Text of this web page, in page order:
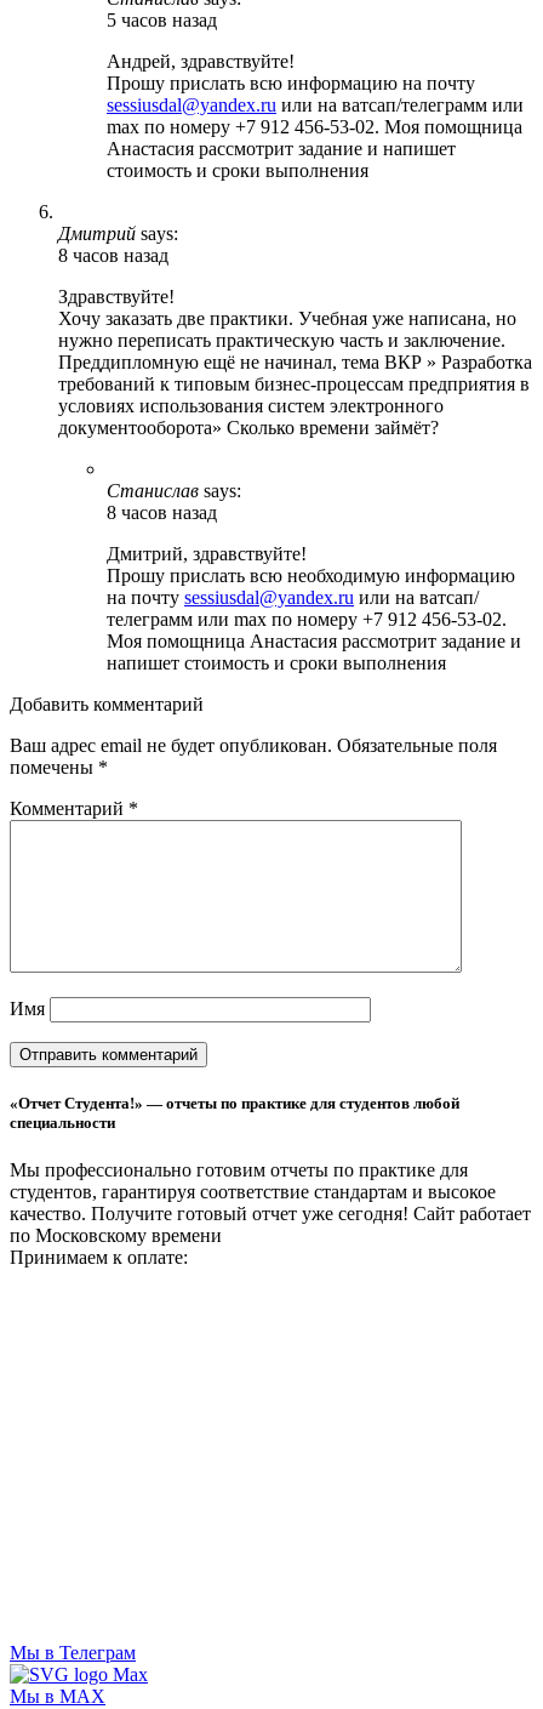
5 часов назад
Андрей, здравствуйте!
Прошу прислать всю информацию на почту
sessiusdal@yandex.ru или на ватсап/телеграмм или
max по номеру +7 912 456-53-02. Моя помощница
Анастасия рассмотрит задание и напишет
стоимость и сроки выполнения
Дмитрий says:
8 часов назад
Здравствуйте!
Хочу заказать две практики. Учебная уже написана, но
нужно переписать практическую часть и заключение.
Преддипломную ещё не начинал, тема ВКР » Разработка
требований к типовым бизнес-процессам предприятия в
условиях использования систем электронного
документооборота» Сколько времени займёт?
Станислав says:
8 часов назад
Дмитрий, здравствуйте!
Прошу прислать всю необходимую информацию
на почту sessiusdal@yandex.ru или на ватсап/
телеграмм или max по номеру +7 912 456-53-02.
Моя помощница Анастасия рассмотрит задание и
напишет стоимость и сроки выполнения
Добавить комментарий
Ваш адрес email не будет опубликован. Обязательные поля
помечены *
Комментарий *
Имя
«Отчет Студента!» — отчеты по практике для студентов любой
специальности
Мы профессионально готовим отчеты по практике для
студентов, гарантируя соответствие стандартам и высокое
качество. Получите готовый отчет уже сегодня! Сайт работает
по Московскому времени
Принимаем к оплате:
Мы в Телеграм
Мы в MAX